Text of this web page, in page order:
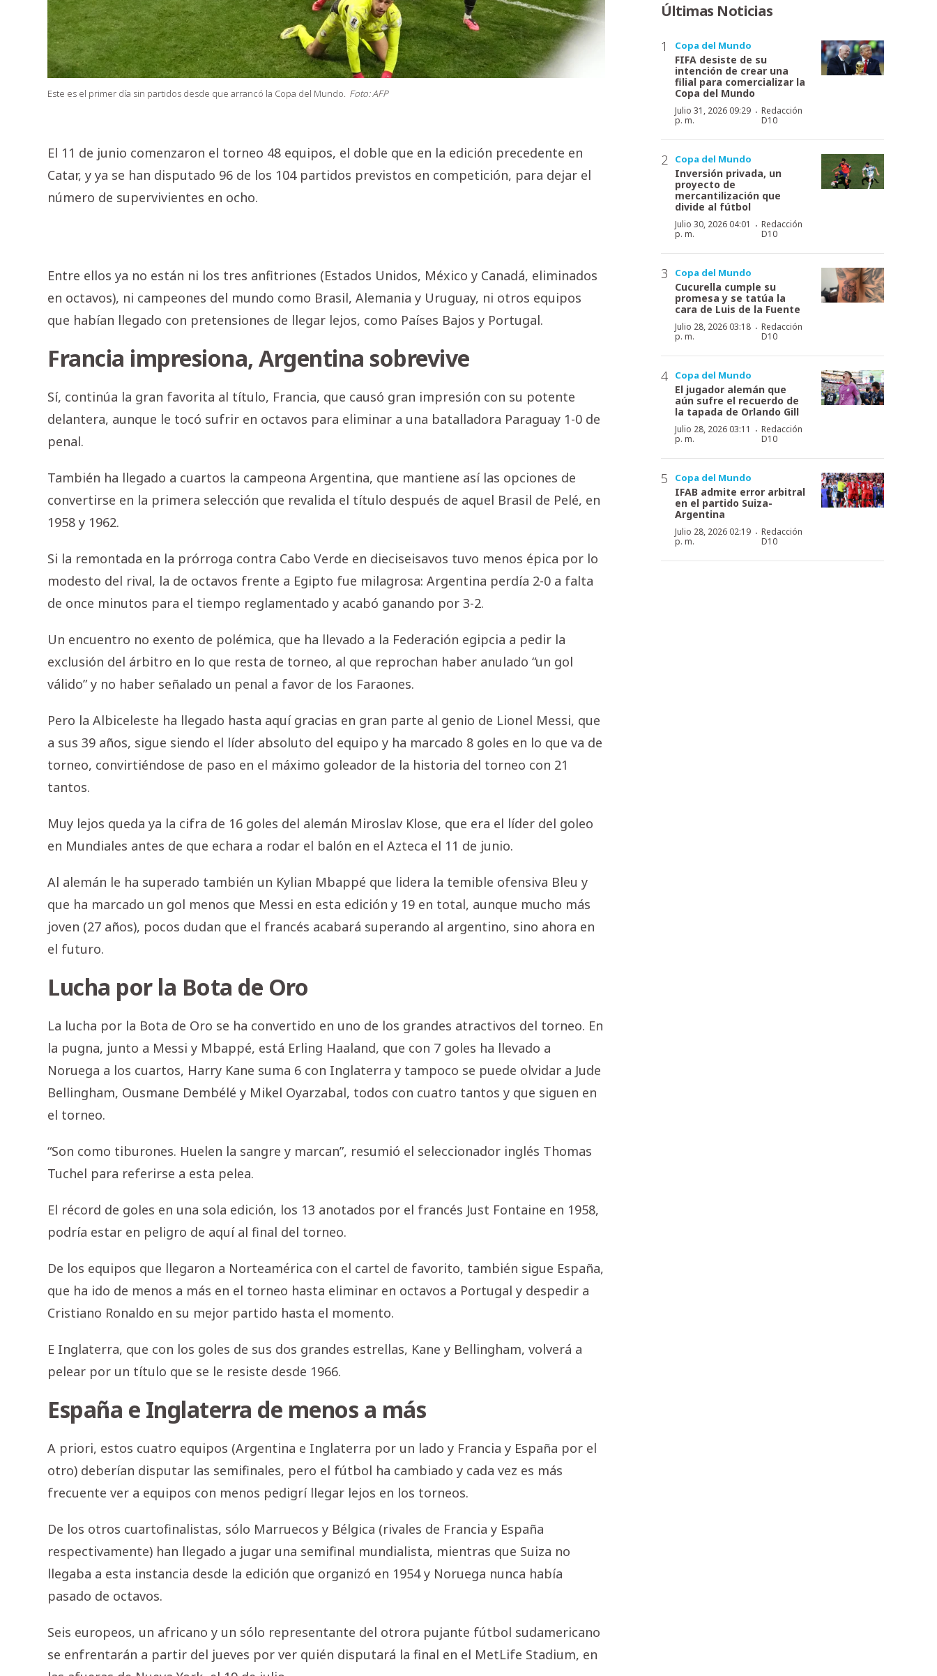
Este es el primer día sin partidos desde que arrancó la Copa del Mundo. Foto: AFP
El 11 de junio comenzaron el torneo 48 equipos, el doble que en la edición precedente en
Catar, y ya se han disputado 96 de los 104 partidos previstos en competición, para dejar el
número de supervivientes en ocho.
Entre ellos ya no están ni los tres anfitriones (Estados Unidos, México y Canadá, eliminados
en octavos), ni campeones del mundo como Brasil, Alemania y Uruguay, ni otros equipos
que habían llegado con pretensiones de llegar lejos, como Países Bajos y Portugal.
Francia impresiona, Argentina sobrevive
Sí, continúa la gran favorita al título, Francia, que causó gran impresión con su potente
delantera, aunque le tocó sufrir en octavos para eliminar a una batalladora Paraguay 1-0 de
penal.
También ha llegado a cuartos la campeona Argentina, que mantiene así las opciones de
convertirse en la primera selección que revalida el título después de aquel Brasil de Pelé, en
1958 y 1962.
Si la remontada en la prórroga contra Cabo Verde en dieciseisavos tuvo menos épica por lo
modesto del rival, la de octavos frente a Egipto fue milagrosa: Argentina perdía 2-0 a falta
de once minutos para el tiempo reglamentado y acabó ganando por 3-2.
Un encuentro no exento de polémica, que ha llevado a la Federación egipcia a pedir la
exclusión del árbitro en lo que resta de torneo, al que reprochan haber anulado “un gol
válido” y no haber señalado un penal a favor de los Faraones.
Pero la Albiceleste ha llegado hasta aquí gracias en gran parte al genio de Lionel Messi, que
a sus 39 años, sigue siendo el líder absoluto del equipo y ha marcado 8 goles en lo que va de
torneo, convirtiéndose de paso en el máximo goleador de la historia del torneo con 21
tantos.
Muy lejos queda ya la cifra de 16 goles del alemán Miroslav Klose, que era el líder del goleo
en Mundiales antes de que echara a rodar el balón en el Azteca el 11 de junio.
Al alemán le ha superado también un Kylian Mbappé que lidera la temible ofensiva Bleu y
que ha marcado un gol menos que Messi en esta edición y 19 en total, aunque mucho más
joven (27 años), pocos dudan que el francés acabará superando al argentino, sino ahora en
el futuro.
Lucha por la Bota de Oro
La lucha por la Bota de Oro se ha convertido en uno de los grandes atractivos del torneo. En
la pugna, junto a Messi y Mbappé, está Erling Haaland, que con 7 goles ha llevado a
Noruega a los cuartos, Harry Kane suma 6 con Inglaterra y tampoco se puede olvidar a Jude
Bellingham, Ousmane Dembélé y Mikel Oyarzabal, todos con cuatro tantos y que siguen en
el torneo.
“Son como tiburones. Huelen la sangre y marcan”, resumió el seleccionador inglés Thomas
Tuchel para referirse a esta pelea.
El récord de goles en una sola edición, los 13 anotados por el francés Just Fontaine en 1958,
podría estar en peligro de aquí al final del torneo.
De los equipos que llegaron a Norteamérica con el cartel de favorito, también sigue España,
que ha ido de menos a más en el torneo hasta eliminar en octavos a Portugal y despedir a
Cristiano Ronaldo en su mejor partido hasta el momento.
E Inglaterra, que con los goles de sus dos grandes estrellas, Kane y Bellingham, volverá a
pelear por un título que se le resiste desde 1966.
España e Inglaterra de menos a más
A priori, estos cuatro equipos (Argentina e Inglaterra por un lado y Francia y España por el
otro) deberían disputar las semifinales, pero el fútbol ha cambiado y cada vez es más
frecuente ver a equipos con menos pedigrí llegar lejos en los torneos.
De los otros cuartofinalistas, sólo Marruecos y Bélgica (rivales de Francia y España
respectivamente) han llegado a jugar una semifinal mundialista, mientras que Suiza no
llegaba a esta instancia desde la edición que organizó en 1954 y Noruega nunca había
pasado de octavos.
Seis europeos, un africano y un sólo representante del otrora pujante fútbol sudamericano
se enfrentarán a partir del jueves por ver quién disputará la final en el MetLife Stadium, en
Últimas Noticias
Copa del Mundo
FIFA desiste de su
intención de crear una
filial para comercializar la
Copa del Mundo
Julio 31, 2026 09:29
p. m.
· Redacción
D10
Copa del Mundo
Inversión privada, un
proyecto de
mercantilización que
divide al fútbol
Julio 30, 2026 04:01
p. m.
· Redacción
D10
Copa del Mundo
Cucurella cumple su
promesa y se tatúa la
cara de Luis de la Fuente
Julio 28, 2026 03:18
p. m.
· Redacción
D10
Copa del Mundo
El jugador alemán que
aún sufre el recuerdo de
la tapada de Orlando Gill
Julio 28, 2026 03:11
p. m.
· Redacción
D10
Copa del Mundo
IFAB admite error arbitral
en el partido Suiza-
Argentina
Julio 28, 2026 02:19
p. m.
· Redacción
D10